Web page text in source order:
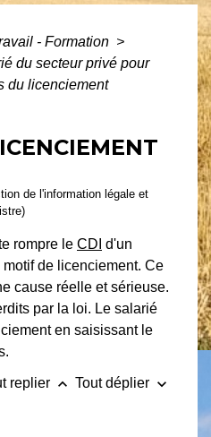
- Formation >
du secteur privé pour
du licenciement
de l'information légale et
rompre le CDI d'un
de licenciement. Ce
cause réelle et sérieuse.
par la loi. Le salarié
en saisissant le
replier keyboard_arrow_up Tout déplier keyboard_arrow_down